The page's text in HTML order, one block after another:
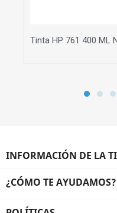
Tinta HP 761 400 ML
INFORMACIÓN DE LA
¿CÓMO TE AYUDAMOS?